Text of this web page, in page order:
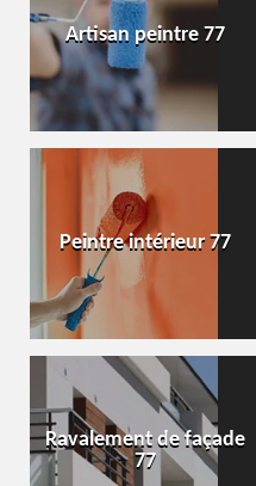
Artisan peintre 77
Peintre intérieur 77
Ravalement de façade
77